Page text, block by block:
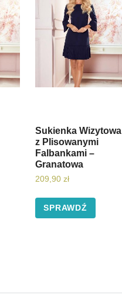
Sukienka Wizytowa
z Plisowanymi
Falbankami –
Granatowa
209,90 zł
SPRAWDŹ